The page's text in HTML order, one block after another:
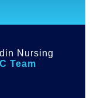
Nursing
Team